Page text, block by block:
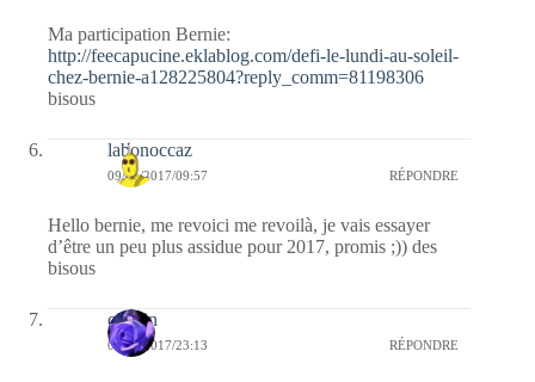
Ma participation Bernie:
http://feecapucine.eklablog.com/defi-le-lundi-au-soleil-
chez-bernie-a128225804?reply_comm=81198306
bisous
labonoccaz
09/01/2017/09:57 RÉPONDRE
Hello bernie, me revoici me revoilà, je vais essayer
d’être un peu plus assidue pour 2017, promis ;)) des
bisous
cauvin
05/01/2017/23:13 RÉPONDRE